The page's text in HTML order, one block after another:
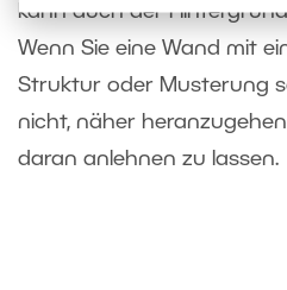
kann auch der
Wenn Sie eine Wand mit
Struktur oder Musterung
nicht, näher
daran anlehnen zu lassen.